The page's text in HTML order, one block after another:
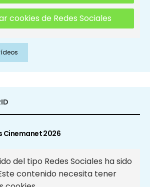
cookies de Redes Sociales
Cinemanet 2026
del tipo Redes Sociales ha sido
contenido necesita tener